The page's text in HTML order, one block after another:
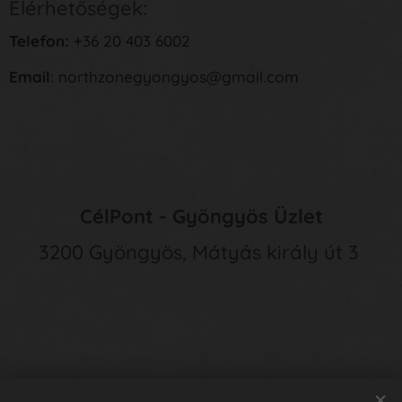
Elérhetőségek:
Telefon: +36 20 403 6002
Email : northzonegyongyos@gmail.com
CélPont - Gyöngyös Üzlet
3200 Gyöngyös, Mátyás király út 3